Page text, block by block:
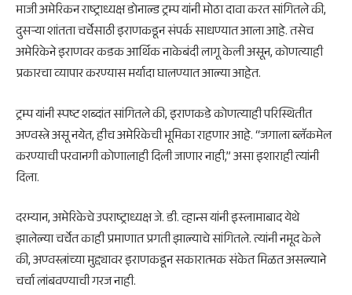
माजी अमेरिकन राष्ट्राध्यक्षडोनाल्ड ट्रम्पयांनी मोठा दावा करत सांगितले की,
दुसऱ्या शांतता चर्चेसाठी इराणकडून संपर्क साधण्यात आला आहे. तसेच
अमेरिकेने इराणवर कडक आर्थिक नाकेबंदी लागू केली असून, कोणत्याही
प्रकारचा व्यापार करण्यास मर्यादा घालण्यात आल्या आहेत.
ट्रम्प यांनी स्पष्ट शब्दांत सांगितले की, इराणकडे कोणत्याही परिस्थितीत
अण्वस्त्रे असू नयेत, हीच अमेरिकेची भूमिका राहणार आहे. “जगाला ब्लॅकमेल
करण्याची परवानगी कोणालाही दिली जाणार नाही,” असा इशाराही त्यांनी
दिला.
दरम्यान, अमेरिकेचे उपराष्ट्राध्यक्षजे. डी. व्हान्सयांनीइस्लामाबादयेथे
झालेल्या चर्चेत काही प्रमाणात प्रगती झाल्याचे सांगितले. त्यांनी नमूद केले
की, अण्वस्त्रांच्या मुद्द्यावर इराणकडून सकारात्मक संकेत मिळत असल्याने
चर्चा लांबवण्याची गरज नाही.